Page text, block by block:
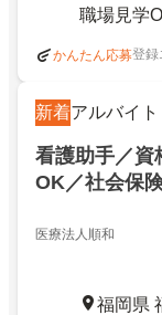
職場見学
かんたん応募登録
新着アルバイト
看護助手／資
OK／社会保
医療法人順和
福岡県